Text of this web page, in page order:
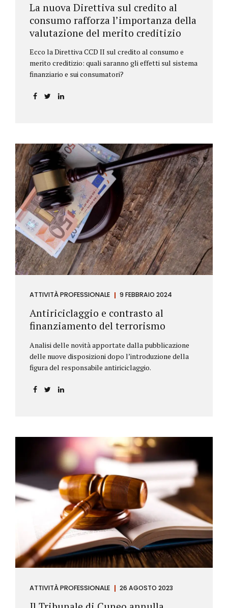
La nuova Direttiva sul credito al
consumo rafforza l’importanza della
valutazione del merito creditizio
Ecco la Direttiva CCD II sul credito al consumo e
merito creditizio: quali saranno gli effetti sul sistema
finanziario e sui consumatori?
ATTIVITÀ PROFESSIONALE 9 FEBBRAIO 2024
Antiriciclaggio e contrasto al
finanziamento del terrorismo
Analisi delle novità apportate dalla pubblicazione
delle nuove disposizioni dopo l’introduzione della
figura del responsabile antiriciclaggio.
ATTIVITÀ PROFESSIONALE 26 AGOSTO 2023